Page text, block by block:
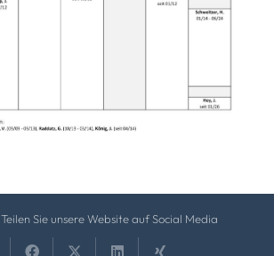
Teilen Sie unsere Website auf Social Media